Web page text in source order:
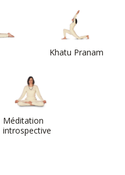
Khatu Pranam
Méditation
introspective